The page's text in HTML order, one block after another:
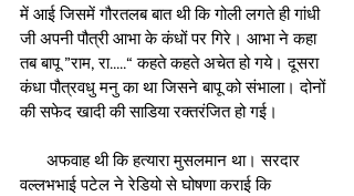
में आई जिसमें गौरतलब बात थी कि गोली लगते ही गांधी
जी अपनी पौत्री आभा के कंधों पर गिरे। आभा ने कहा
तब बापू ”राम, रा.....“ कहते कहते अचेत हो गये। दूसरा
कंधा पौत्रवधु मनु का था जिसने बापू को संभाला। दोनों
की सफेद खादी की साडिया रक्तरंजित हो गई।
वल्लभभाई पटेल ने रेडियो से घोषणा कराई कि